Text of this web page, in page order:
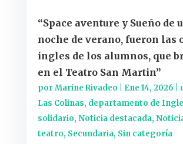
“Space aventure y Sueño de
noche de verano, fueron las
ingles de los alumnos, que
en el Teatro San Martin”
por Marine Rivadeo Ene 14, 2026
Las Colinas, departamento de
solidario, Noticia destacada,
teatro, Secundaria, Sin categoría